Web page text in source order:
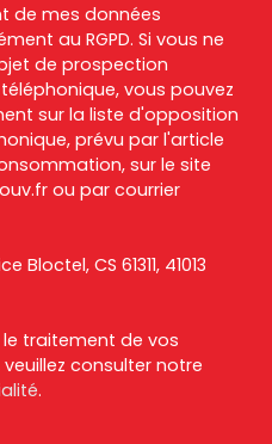
de mes données
au RGPD. Si vous ne
de prospection
vous pouvez
sur la liste d'opposition
prévu par l'article
sur le site
ou par courrier
Bloctel, CS 61311, 41013
le traitement de vos
consulter notre
.